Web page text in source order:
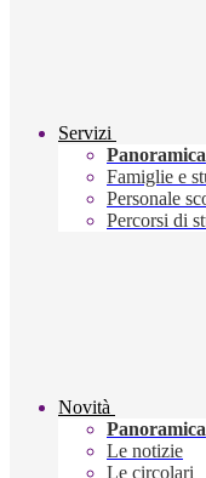
Servizi
Panoramica
Famiglie e
Personale
Percorsi di
Novità
Panoramica
Le notizie
Le circolari